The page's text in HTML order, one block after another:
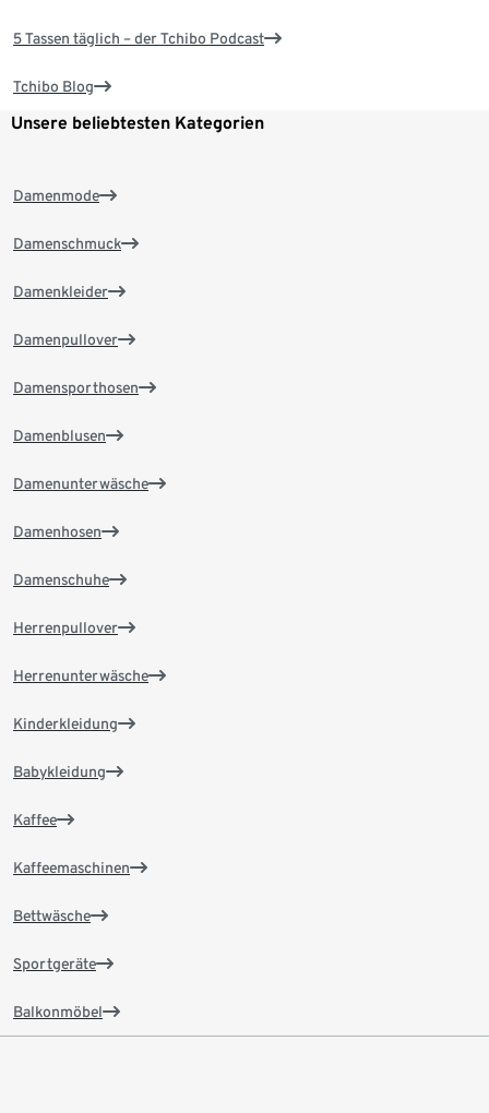
5 Tassen täglich – der Tchibo Podcast
Tchibo Blog
Unsere beliebtesten Kategorien
Damenmode
Damenschmuck
Damenkleider
Damenpullover
Damensporthosen
Damenblusen
Damenunterwäsche
Damenhosen
Damenschuhe
Herrenpullover
Herrenunterwäsche
Kinderkleidung
Babykleidung
Kaffee
Kaffeemaschinen
Bettwäsche
Sportgeräte
Balkonmöbel